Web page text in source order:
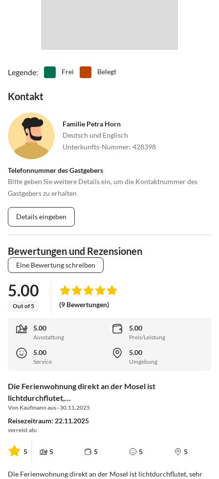
Legende: Frei Belegt
Kontakt
Familie Petra Horn
Deutsch und Englisch
Unterkunfts-Nummer: 428398
Telefonnummer des Gastgebers
Bitte geben Sie weitere Details ein, um die Kontaktnummer des
Gastgebers zu erhalten
Details eingeben
Bewertungen und Rezensionen
Eine Bewertung schreiben
5.00
Out of 5 (9 Bewertungen)
5.00
Ausstattung
5.00
Preis/Leistung
5.00
Service
5.00
Umgebung
Die Ferienwohnung direkt an der Mosel ist
lichtdurchflutet,...
Von Kaufmann aus · 30.11.2025
Reisezeitraum: 22.11.2025
verreist als:
5 5 5 5 5
Die Ferienwohnung direkt an der Mosel ist lichtdurchflutet, sehr